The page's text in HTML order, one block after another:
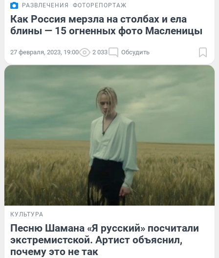
РАЗВЛЕЧЕНИЯ ФОТОРЕПОРТАЖ
Как Россия мерзла на столбах и ела
блины — 15 огненных фото Масленицы
27 февраля, 2023, 19:00 2 033 Обсудить
КУЛЬТУРА
Песню Шамана «Я русский» посчитали
экстремистской. Артист объяснил,
почему это не так